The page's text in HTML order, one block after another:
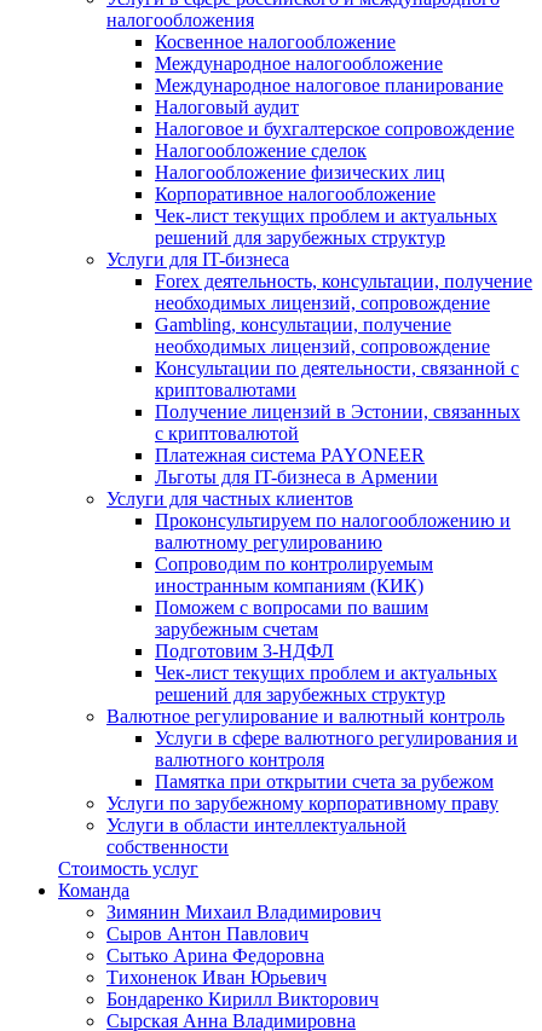
налогообложения
Косвенное налогообложение
Международное налогообложение
Международное налоговое планирование
Налоговый аудит
Налоговое и бухгалтерское сопровождение
Налогообложение сделок
Налогообложение физических лиц
Корпоративное налогообложение
Чек-лист текущих проблем и актуальных
решений для зарубежных структур
Услуги для IT-бизнеса
Forex деятельность, консультации, получение
необходимых лицензий, сопровождение
Gambling, консультации, получение
необходимых лицензий, сопровождение
Консультации по деятельности, связанной с
криптовалютами
Получение лицензий в Эстонии, связанных
с криптовалютой
Платежная система PAYONEER
Льготы для IT-бизнеса в Армении
Услуги для частных клиентов
Проконсультируем по налогообложению и
валютному регулированию
Сопроводим по контролируемым
иностранным компаниям (КИК)
Поможем с вопросами по вашим
зарубежным счетам
Подготовим 3-НДФЛ
Чек-лист текущих проблем и актуальных
решений для зарубежных структур
Валютное регулирование и валютный контроль
Услуги в сфере валютного регулирования и
валютного контроля
Памятка при открытии счета за рубежом
Услуги по зарубежному корпоративному праву
Услуги в области интеллектуальной
собственности
Стоимость услуг
Команда
Зимянин Михаил Владимирович
Сыров Антон Павлович
Сытько Арина Федоровна
Тихоненок Иван Юрьевич
Бондаренко Кирилл Викторович
Сырская Анна Владимировна